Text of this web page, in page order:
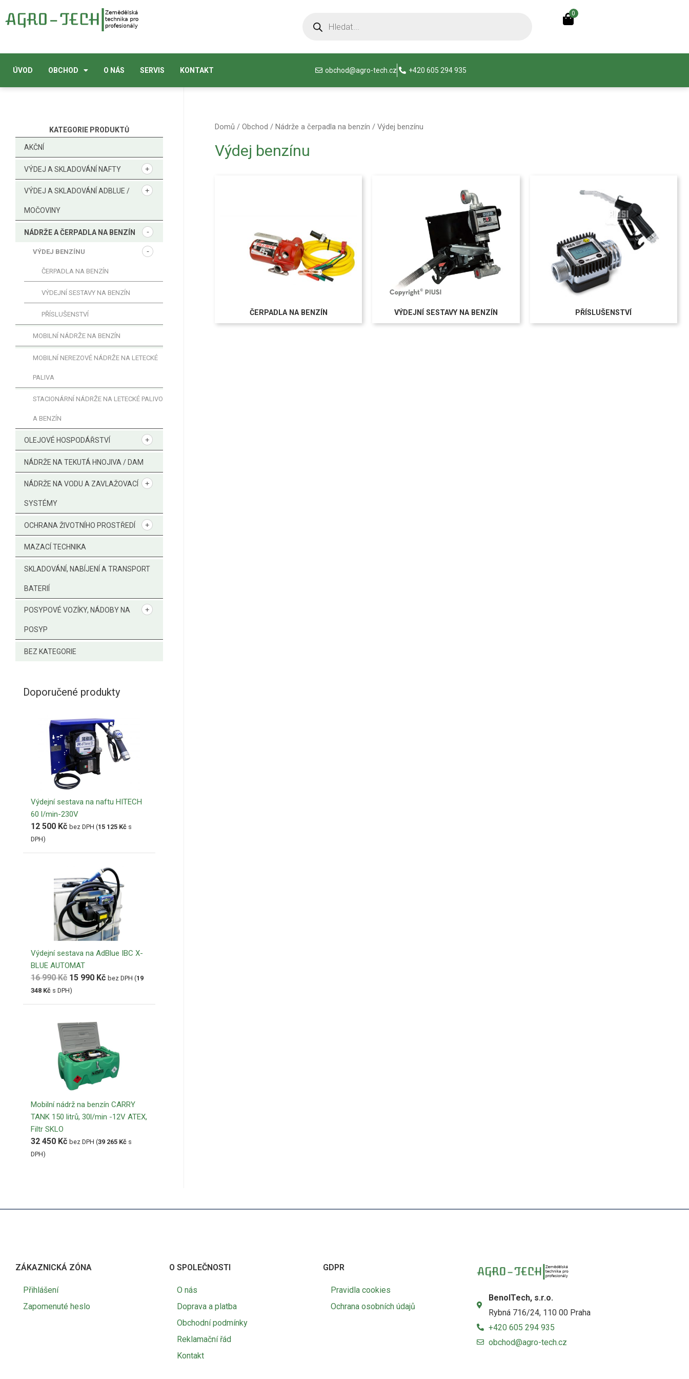
0
ÚVOD OBCHOD O NÁS SERVIS KONTAKT obchod@agro-tech.cz +420 605 294 935
KATEGORIE PRODUKTŮ
AKČNÍ
VÝDEJ A SKLADOVÁNÍ NAFTY
VÝDEJ A SKLADOVÁNÍ ADBLUE /
MOČOVINY
NÁDRŽE A ČERPADLA NA BENZÍN
VÝDEJ BENZÍNU
ČERPADLA NA BENZÍN
VÝDEJNÍ SESTAVY NA BENZÍN
PŘÍSLUŠENSTVÍ
MOBILNÍ NÁDRŽE NA BENZÍN
MOBILNÍ NEREZOVÉ NÁDRŽE NA LETECKÉ
PALIVA
STACIONÁRNÍ NÁDRŽE NA LETECKÉ PALIVO
A BENZÍN
OLEJOVÉ HOSPODÁŘSTVÍ
NÁDRŽE NA TEKUTÁ HNOJIVA / DAM
NÁDRŽE NA VODU A ZAVLAŽOVACÍ
SYSTÉMY
OCHRANA ŽIVOTNÍHO PROSTŘEDÍ
MAZACÍ TECHNIKA
SKLADOVÁNÍ, NABÍJENÍ A TRANSPORT
BATERIÍ
POSYPOVÉ VOZÍKY, NÁDOBY NA
POSYP
BEZ KATEGORIE
Doporučené produkty
Výdejní sestava na naftu HITECH
60 l/min-230V
12 500 Kč bez DPH (15 125 Kč s
DPH)
Výdejní sestava na AdBlue IBC X-
BLUE AUTOMAT
16 990Kč 15 990 Kč bez DPH (19
348 Kč s DPH)
Mobilní nádrž na benzín CARRY
TANK 150 litrů, 30l/min -12V ATEX,
Filtr SKLO
32 450 Kč bez DPH (39 265 Kč s
DPH)
Domů /Obchod /Nádrže a čerpadla na benzín / Výdej benzínu
Výdej benzínu
ČERPADLA NA BENZÍN VÝDEJNÍ SESTAVY NA BENZÍN PŘÍSLUŠENSTVÍ
ZÁKAZNICKÁ ZÓNA
Přihlášení
Zapomenuté heslo
O SPOLEČNOSTI
O nás
Doprava a platba
Obchodní podmínky
Reklamační řád
Kontakt
GDPR
Pravidla cookies
Ochrana osobních údajů
BenolTech, s.r.o.
Rybná 716/24, 110 00 Praha
+420 605 294 935
obchod@agro-tech.cz